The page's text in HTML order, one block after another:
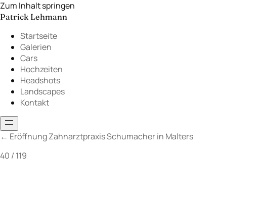
Zum Inhalt springen
Patrick Lehmann
Startseite
Galerien
Cars
Hochzeiten
Headshots
Landscapes
Kontakt
← Eröffnung Zahnarztpraxis Schumacher in Malters
40 / 119